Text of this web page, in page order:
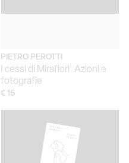
PIETRO PEROTTI
I cessi di Mirafiori. Azioni e
fotografie
€ 15